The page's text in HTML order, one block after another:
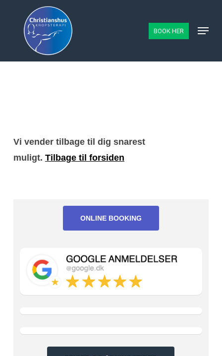
BOOK HER
Menu
Vi vender tilbage til dig snarest
muligt. Tilbage til forsiden
ONLINE BOOKING
Google
Trustpilot
Facebook
bedømmelser